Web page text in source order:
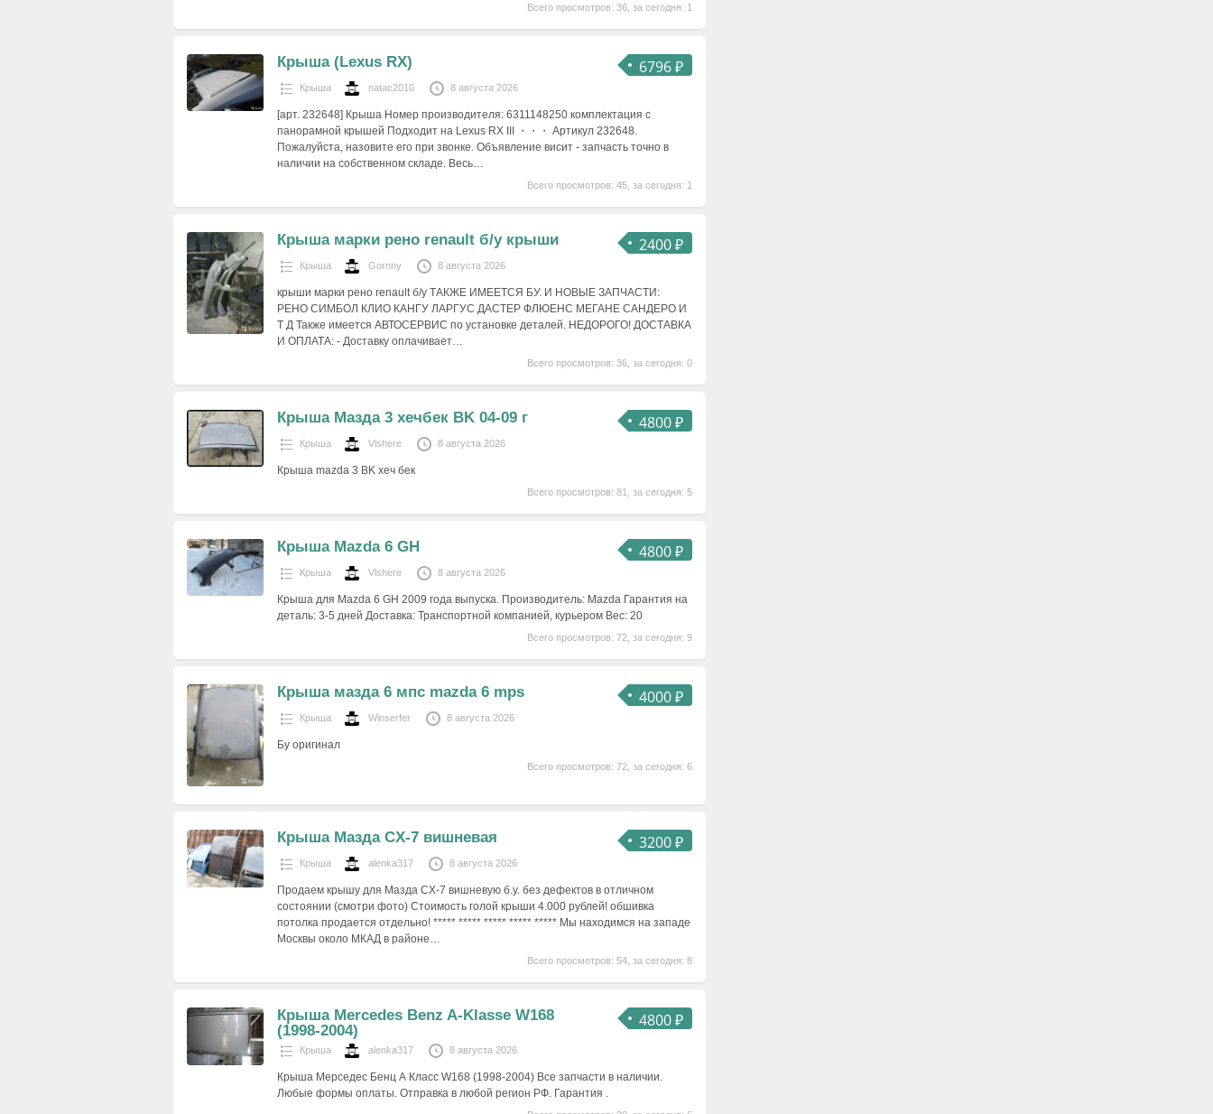
Всего просмотров: 36, за сегодня: 1
6796 ₽
Крыша (Lexus RX)
Крыша natac2010 8 августа 2026
[арт. 232648] Крыша Номер производителя: 6311148250 комплектация с
панорамной крышей Подходит на Lexus RX III ・・・ Артикул 232648.
Пожалуйста, назовите его при звонке. Объявление висит - запчасть точно в
наличии на собственном складе. Весь…
Всего просмотров: 45, за сегодня: 1
2400 ₽
Крыша марки рено renault б/у крыши
Крыша Gornny 8 августа 2026
крыши марки рено renault б/у ТАКЖЕ ИМЕЕТСЯ БУ. И НОВЫЕ ЗАПЧАСТИ:
РЕНО СИМБОЛ КЛИО КАНГУ ЛАРГУС ДАСТЕР ФЛЮЕНС МЕГАНЕ САНДЕРО И
Т Д Также имеется АВТОСЕРВИС по установке деталей. НЕДОРОГО! ДОСТАВКА
И ОПЛАТА: - Доставку оплачивает…
Всего просмотров: 36, за сегодня: 0
4800 ₽
Крыша Мазда 3 хечбек BK 04-09 г
Крыша Vlshere 8 августа 2026
Крыша mazda 3 BK хеч бек
Всего просмотров: 81, за сегодня: 5
4800 ₽
Крыша Mazda 6 GH
Крыша Vlshere 8 августа 2026
Крыша для Mazda 6 GH 2009 года выпуска. Производитель: Mazda Гарантия на
деталь: 3-5 дней Доставка: Транспортной компанией, курьером Вес: 20
Всего просмотров: 72, за сегодня: 9
4000 ₽
Крыша мазда 6 мпс mazda 6 mps
Крыша Winserfer 8 августа 2026
Бу оригинал
Всего просмотров: 72, за сегодня: 6
3200 ₽
Крыша Мазда CX-7 вишневая
Крыша alenka317 8 августа 2026
Продаем крышу для Мазда CX-7 вишневую б.у. без дефектов в отличном
состоянии (смотри фото) Стоимость голой крыши 4.000 рублей! обшивка
потолка продается отдельно! ***** ***** ***** ***** ***** Мы находимся на западе
Москвы около МКАД в районе…
Всего просмотров: 54, за сегодня: 8
4800 ₽
Крыша Mercedes Benz A-Klasse W168
(1998-2004)
Крыша alenka317 8 августа 2026
Крыша Мерседес Бенц А Класс W168 (1998-2004) Все запчасти в наличии.
Любые формы оплаты. Отправка в любой регион РФ. Гарантия .